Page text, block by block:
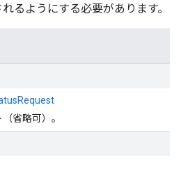
るようにする必要があります。
省略可）。